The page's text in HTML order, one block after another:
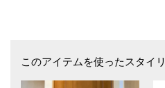
このアイテムを使ったスタイ